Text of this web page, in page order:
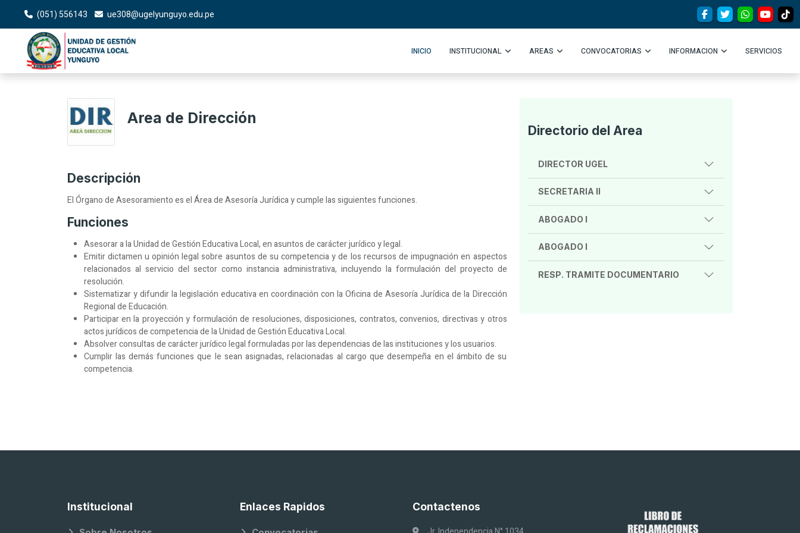
(051) 556143 ue308@ugelyunguyo.edu.pe
INICIO INSTITUCIONAL AREAS CONVOCATORIAS INFORMACION SERVICIOS
Area de Dirección
Descripción
El Órgano de Asesoramiento es el Área de Asesoría Jurídica y cumple las siguientes funciones.
Funciones
Asesorar a la Unidad de Gestión Educativa Local, en asuntos de carácter jurídico y legal.
Emitir dictamen u opinión legal sobre asuntos de su competencia y de los recursos de impugnación en aspectos
relacionados al servicio del sector como instancia administrativa, incluyendo la formulación del proyecto de
resolución.
Sistematizar y difundir la legislación educativa en coordinación con la Oficina de Asesoría Jurídica de la Dirección
Regional de Educación.
Participar en la proyección y formulación de resoluciones, disposiciones, contratos, convenios, directivas y otros
actos jurídicos de competencia de la Unidad de Gestión Educativa Local.
Absolver consultas de carácter jurídico legal formuladas por las dependencias de las instituciones y los usuarios.
Cumplir las demás funciones que le sean asignadas, relacionadas al cargo que desempeña en el ámbito de su
competencia.
Directorio del Area
DIRECTOR UGEL
SECRETARIA II
ABOGADO I
ABOGADO I
RESP. TRAMITE DOCUMENTARIO
Institucional Enlaces Rapidos
Contactenos